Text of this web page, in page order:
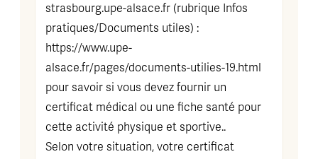
strasbourg.upe-alsace.fr (rubrique Infos
pratiques/Documents utiles) :
https://www.upe-
alsace.fr/pages/documents-utilies-19.html
pour savoir si vous devez fournir un
certificat médical ou une fiche santé pour
cette activité physique et sportive..
Selon votre situation, votre certificat